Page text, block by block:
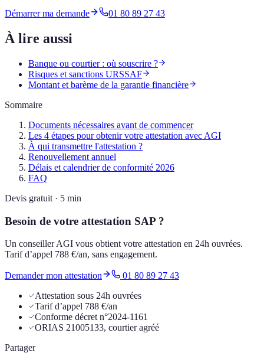
Démarrer ma demande 01 80 89 27 43
À lire aussi
Banque ou courtier : où souscrire ?
Risques et sanctions URSSAF
Montant et barème de la garantie financière
Sommaire
Documents nécessaires avant de commencer
Les 4 étapes pour obtenir votre attestation avec AGI
À qui transmettre l'attestation ?
Renouvellement annuel
Délais et calendrier de conformité 2026
FAQ
Devis gratuit · 5 min
Besoin de votre attestation SAP ?
Un conseiller AGI vous obtient votre attestation en 24h ouvrées.
Tarif d’appel 788 €/an, sans engagement.
Demander mon attestation
01 80 89 27 43
Attestation sous 24h ouvrées
Tarif d’appel 788 €/an
Conforme décret n°2024-1161
ORIAS 21005133, courtier agréé
Partager